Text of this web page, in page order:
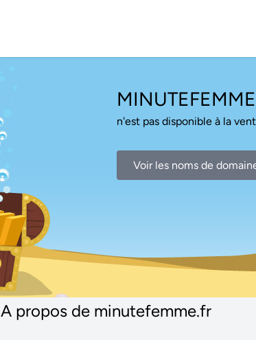
n'est pas disponible à la
Voir les noms de
A propos de minutefemme.fr